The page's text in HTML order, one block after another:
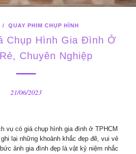
/ QUAY PHIM CHỤP HÌNH
Chụp Hình Gia Đình Ở
Chuyên Nghiệp
21/06/2023
vụ có giá chụp hình gia đình ở TPHCM
lại những khoảnh khắc đẹp đẽ, vui vẻ
ảnh gia đình đẹp là vật kỷ niệm nhắc